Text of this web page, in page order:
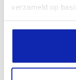
verzameld op